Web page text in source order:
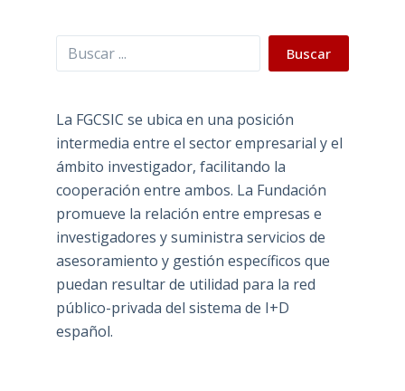
Buscar Buscar
La FGCSIC se ubica en una posición
intermedia entre el sector empresarial y el
ámbito investigador, facilitando la
cooperación entre ambos. La Fundación
promueve la relación entre empresas e
investigadores y suministra servicios de
asesoramiento y gestión específicos que
puedan resultar de utilidad para la red
público-privada del sistema de I+D
español.